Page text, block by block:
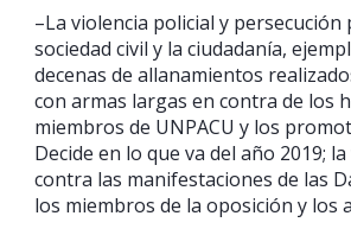
–La violencia policial y
sociedad civil y la ciudadanía,
decenas de allanamientos
con armas largas en contra de los
miembros de UNPACU y los
Decide en lo que va del año 2019;
contra las manifestaciones de las
los miembros de la oposición y los